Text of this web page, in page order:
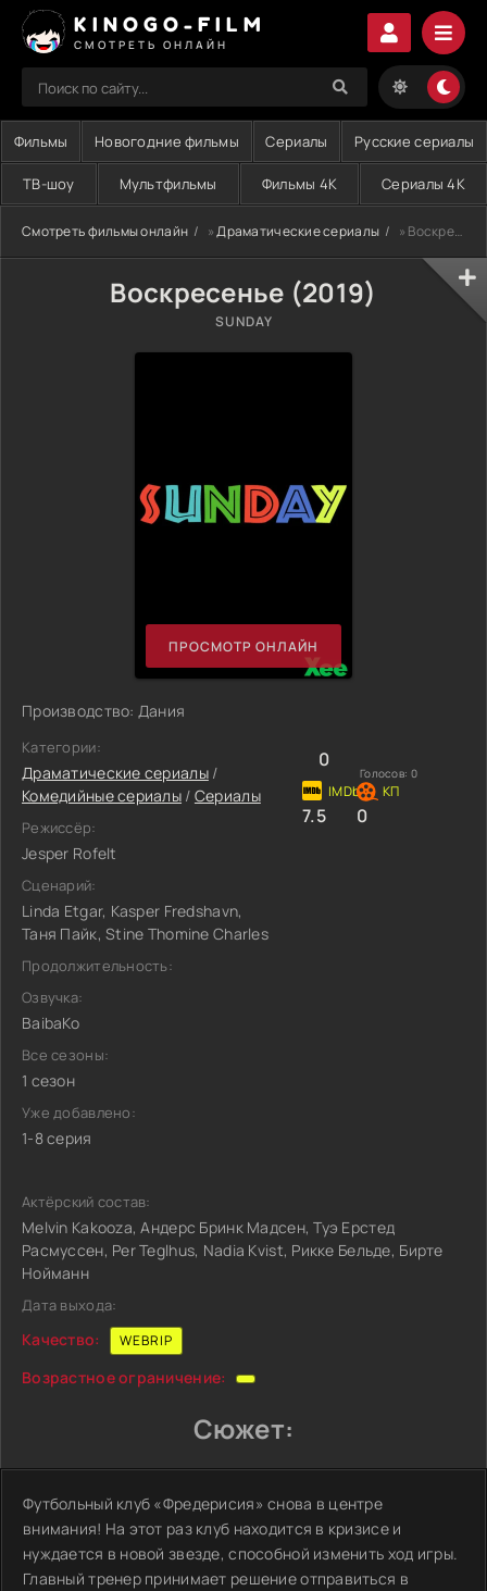
KINOGO-FILM
СМОТРЕТЬ ОНЛАЙН
Фильмы Новогодние фильмы Сериалы Русские сериалы
ТВ-шоу Мультфильмы Фильмы 4K Сериалы 4K
Смотреть фильмы онлайн »Драматические сериалы » Воскресенье (2019)
Воскресенье (2019)
SUNDAY
ПРОСМОТР ОНЛАЙН
Производство: Дания
Категории:
Драматические сериалы/
Комедийные сериалы / Сериалы
Режиссёр:
Jesper Rofelt
Сценарий:
Linda Etgar, Kasper Fredshavn,
Таня Пайк, Stine Thomine Charles
Продолжительность:
Озвучка:
BaibaKo
Все сезоны:
1 сезон
Уже добавлено:
1-8 серия
0
Голосов: 0
7.5 0
Актёрский состав:
Melvin Kakooza, Андерс Бринк Мадсен, Туэ Ерстед
Расмуссен, Per Teglhus, Nadia Kvist, Рикке Бельде, Бирте
Нойманн
Дата выхода:
Качество: WEBRIP
Возрастное ограничение:
Сюжет:
Футбольный клуб «Фредерисия» снова в центре
внимания! На этот раз клуб находится в кризисе и
нуждается в новой звезде, способной изменить ход игры.
Главный тренер принимает решение отправиться в